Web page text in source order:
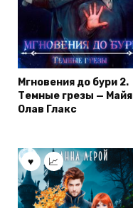
Мгновения до бури 2.
Темные грезы — Майя
Олав Глакс